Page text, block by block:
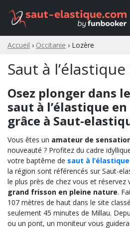
content
Accueil › Occitanie › Lozère
Saut à
Osez plonger dans
saut à l’élastique
grâce à Saut-
Vous êtes un amateur de
nouveauté ? Profitez du cadre
votre baptême de saut à l’élastique
la région sont référencés sur Saut-
le plus près de chez vous et réservez
grand frisson en pleine nature.
107 mètres de haut dans le site
seulement 45 minutes de Millau.
ou un pont, un moniteur vous